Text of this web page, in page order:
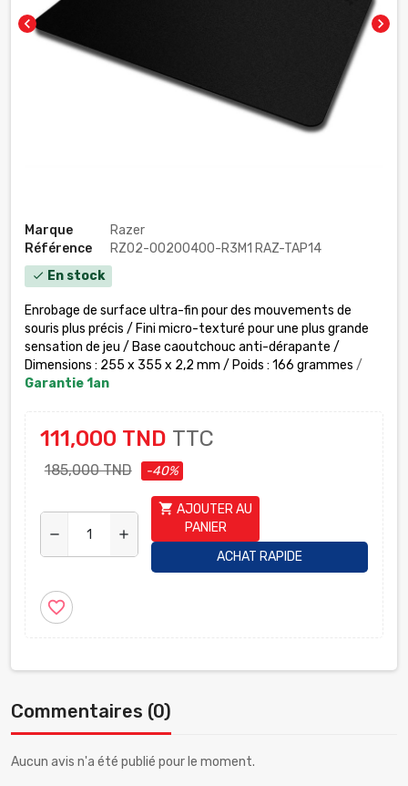
chevron_left chevron_right
Marque
Razer
Référence
RZ02-00200400-R3M1 RAZ-TAP14
check En stock
Enrobage de surface ultra-fin pour des mouvements de
souris plus précis / Fini micro-texturé pour une plus grande
sensation de jeu / Base caoutchouc anti-dérapante /
Dimensions : 255 x 355 x 2,2 mm / Poids : 166 grammes /
Garantie 1an
111,000 TND TTC
185,000 TND -40%
remove add
shopping_cart AJOUTER AU
PANIER
ACHAT RAPIDE
favorite_border
Commentaires (0)
Aucun avis n'a été publié pour le moment.